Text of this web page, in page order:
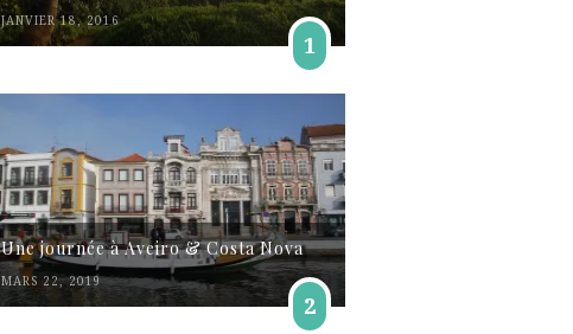
JANVIER 18, 2016
1
Une journée à Aveiro & Costa Nova
MARS 22, 2019
2